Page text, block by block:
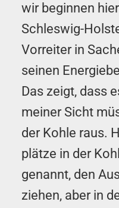
wir beginnen
Schleswig-
Vorreiter in
seinen
Das zeigt, dass
meiner Sicht
der Kohle raus.
plätze in der
genannt, den
ziehen, aber in